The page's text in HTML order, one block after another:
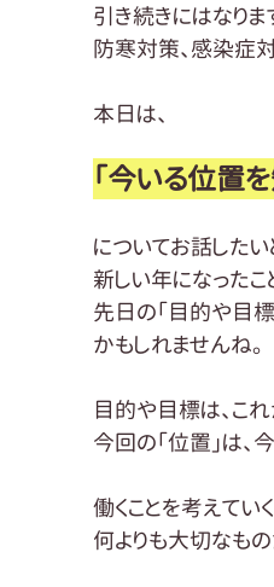
引き続きにはなりま
防寒対策、感染症対
本日は、
「今いる位置を
についてお話したい
新しい年になったこ
先日の「目的や目
かもしれませんね。
目的や目標は、こ
今回の「位置」は、
働くことを考えてい
何よりも大切なもの